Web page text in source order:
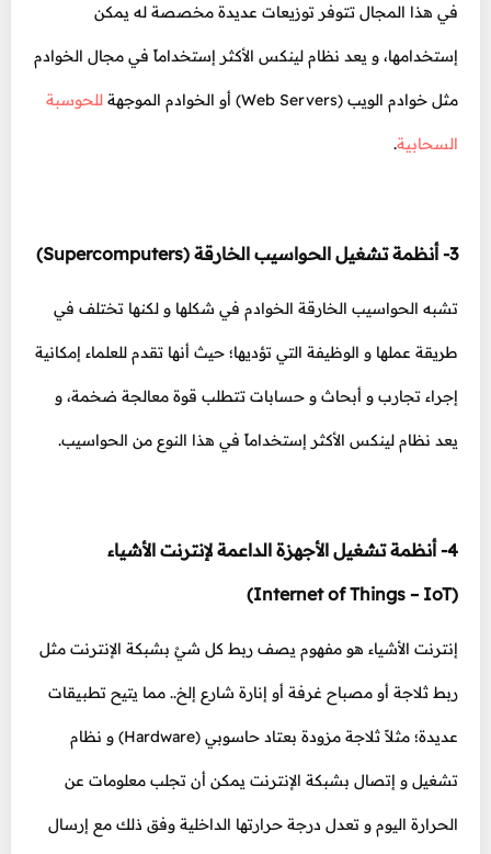
في هذا المجال تتوفر توزيعات عديدة مخصصة له يمكن
إستخدامها، و يعد نظام لينكس الأكثر إستخداماً في مجال الخوادم
مثل خوادم الويب (Web Servers) أو الخوادم الموجهة للحوسبة
السحابية.
3- أنظمة تشغيل الحواسيب الخارقة (Supercomputers)
تشبه الحواسيب الخارقة الخوادم في شكلها و لكنها تختلف في
طريقة عملها و الوظيفة التي تؤديها؛ حيث أنها تقدم للعلماء إمكانية
إجراء تجارب و أبحاث و حسابات تتطلب قوة معالجة ضخمة، و
يعد نظام لينكس الأكثر إستخداماً في هذا النوع من الحواسيب.
4- أنظمة تشغيل الأجهزة الداعمة لإنترنت الأشياء
(Internet of Things – IoT)
إنترنت الأشياء هو مفهوم يصف ربط كل شيْ بشبكة الإنترنت مثل
ربط ثلاجة أو مصباح غرفة أو إنارة شارع إلخ.. مما يتيح تطبيقات
عديدة؛ مثلاً ثلاجة مزودة بعتاد حاسوبي (Hardware) و نظام
تشغيل و إتصال بشبكة الإنترنت يمكن أن تجلب معلومات عن
الحرارة اليوم و تعدل درجة حرارتها الداخلية وفق ذلك مع إرسال